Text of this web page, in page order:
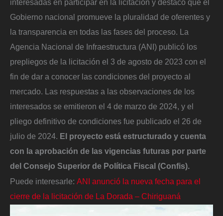
interesadas en participar en la licitación y destacó que el
Gobierno nacional promueve la pluralidad de oferentes y
la transparencia en todas las fases del proceso. La
Agencia Nacional de Infraestructura (ANI) publicó los
prepliegos de la licitación el 3 de agosto de 2023 con el
fin de dar a conocer las condiciones del proyecto al
mercado. Las respuestas a las observaciones de los
interesados se emitieron el 4 de marzo de 2024, y el
pliego definitivo de condiciones fue publicado el 26 de
julio de 2024. El proyecto está estructurado y cuenta
con la aprobación de las vigencias futuras por parte
del Consejo Superior de Política Fiscal (Confis).
Puede interesarle: ANI anunció la nueva fecha para el
cierre de la licitación de La Dorada – Chiriguaná